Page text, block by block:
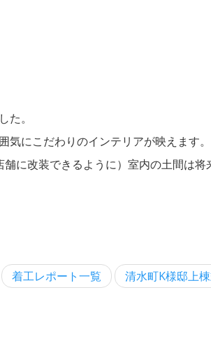
。
にこだわりのインテリアが映えます。
に改装できるように）室内の土間は
着工レポート一覧 清水町K様邸上